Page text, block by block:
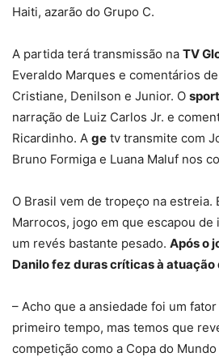
Haiti, azarão do Grupo C.
A partida terá transmissão na TV
Everaldo Marques e comentários
Cristiane, Denilson e Junior. O
narração de Luiz Carlos Jr. e
Ricardinho. A ge tv transmite com
Bruno Formiga e Luana Maluf nos
O Brasil vem de tropeço na estreia.
Marrocos, jogo em que escapou de
um revés bastante pesado. Após o
Danilo fez duras críticas à atuação
– Acho que a ansiedade foi um
primeiro tempo, mas temos que
competição como a Copa do